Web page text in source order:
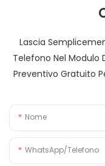
Lascia
Telefono Nel Modulo
Preventivo Gratuito
Nome
WhatsApp/Telefono